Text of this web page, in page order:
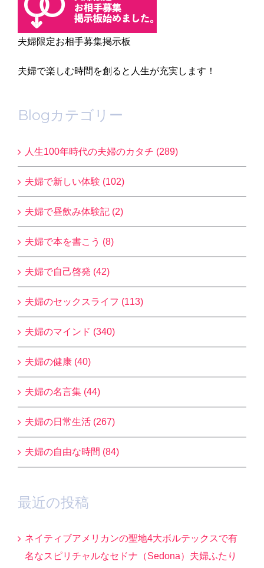
夫婦限定お相手募集掲示板
夫婦で楽しむ時間を創ると人生が充実します！
Blogカテゴリー
人生100年時代の夫婦のカタチ (289)
夫婦で新しい体験 (102)
夫婦で昼飲み体験記 (2)
夫婦で本を書こう (8)
夫婦で自己啓発 (42)
夫婦のセックスライフ (113)
夫婦のマインド (340)
夫婦の健康 (40)
夫婦の名言集 (44)
夫婦の日常生活 (267)
夫婦の自由な時間 (84)
最近の投稿
ネイティブアメリカンの聖地4大ボルテックスで有
名なスピリチャルなセドナ（Sedona）夫婦ふたり